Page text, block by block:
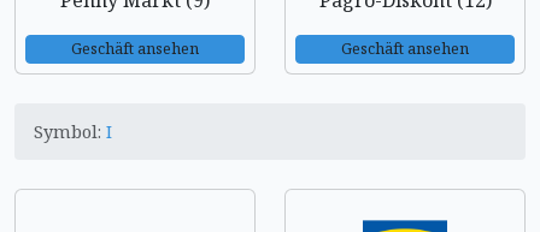
Geschäft ansehen Geschäft ansehen
Symbol: I